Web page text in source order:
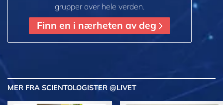
grupper over hele verden.
Finn en i nærheten av deg
MER FRA SCIENTOLOGISTER @LIVET